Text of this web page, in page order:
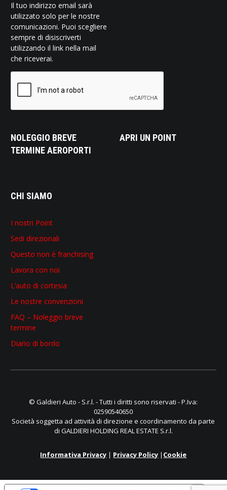
Il tuo indirizzo email sarà
utilizzato solo per le nostre
comunicazioni. Puoi scegliere
sempre di disiscriverti
utilizzando il link nella mail
che riceverai.
NOLEGGIO BREVE
TERMINE AEROPORTI
APRI UN POINT
CHI SIAMO
I nostri Point
Sedi direzionali
Questo non è franchising
Lavora con noi
L’auto di cortesia
Le nostre convenzioni
FAQ – Noleggio breve
termine
Diario di bordo
© Galdieri Auto - S.r.l. - Tutti i diritti sono riservati - P.Iva:
02590540650
Società soggetta ad attività di direzione e coordinamento da parte
di GALDIERI HOLDING REAL ESTATE S.r.l.
Informativa Privacy | Privacy Policy | Cookie